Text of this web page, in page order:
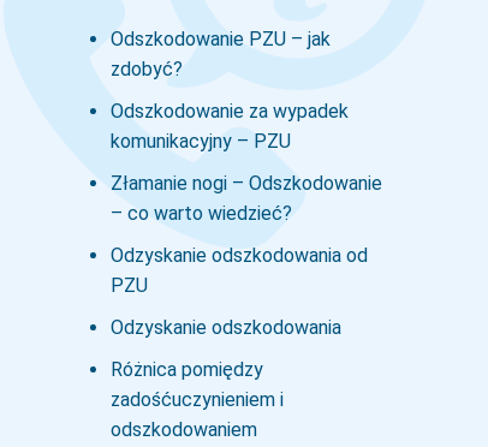
Odszkodowanie PZU – jak
zdobyć?
Odszkodowanie za wypadek
komunikacyjny – PZU
Złamanie nogi – Odszkodowanie
– co warto wiedzieć?
Odzyskanie odszkodowania od
PZU
Odzyskanie odszkodowania
Różnica pomiędzy
zadośćuczynieniem i
odszkodowaniem